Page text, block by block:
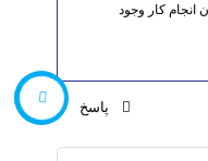
انجام کار وجود
پاسخ